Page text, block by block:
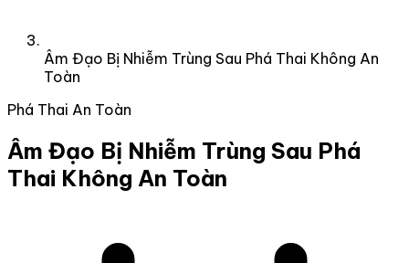
Âm Đạo Bị Nhiễm Trùng Sau Phá Thai Không An
Toàn
Phá Thai An Toàn
Âm Đạo Bị Nhiễm Trùng Sau Phá
Thai Không An Toàn